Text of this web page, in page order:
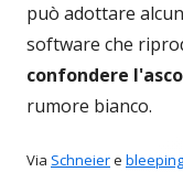
può adottare
software che
confondere
rumore bianco.
Via Schneiere